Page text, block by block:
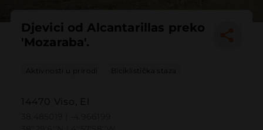
Djevici od Alcantarillas preko
'Mozaraba'.
Aktivnosti u prirodi Biciklistička staza
14470 Viso, El